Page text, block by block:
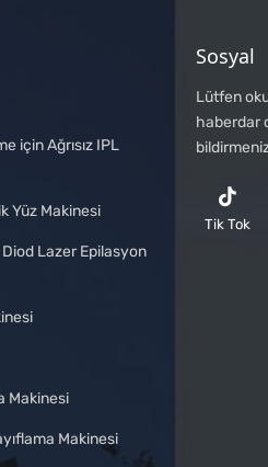
için Ağrısız IPL
Yüz Makinesi
Lazer Epilasyon
Makinesi
Makinesi
Sosyal
Lütfen
haberdar
Tik Tok